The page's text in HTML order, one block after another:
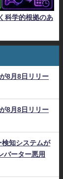
科学的根拠のあ
8月8日リリー
8月8日リリー
知システムが
バーター悪用